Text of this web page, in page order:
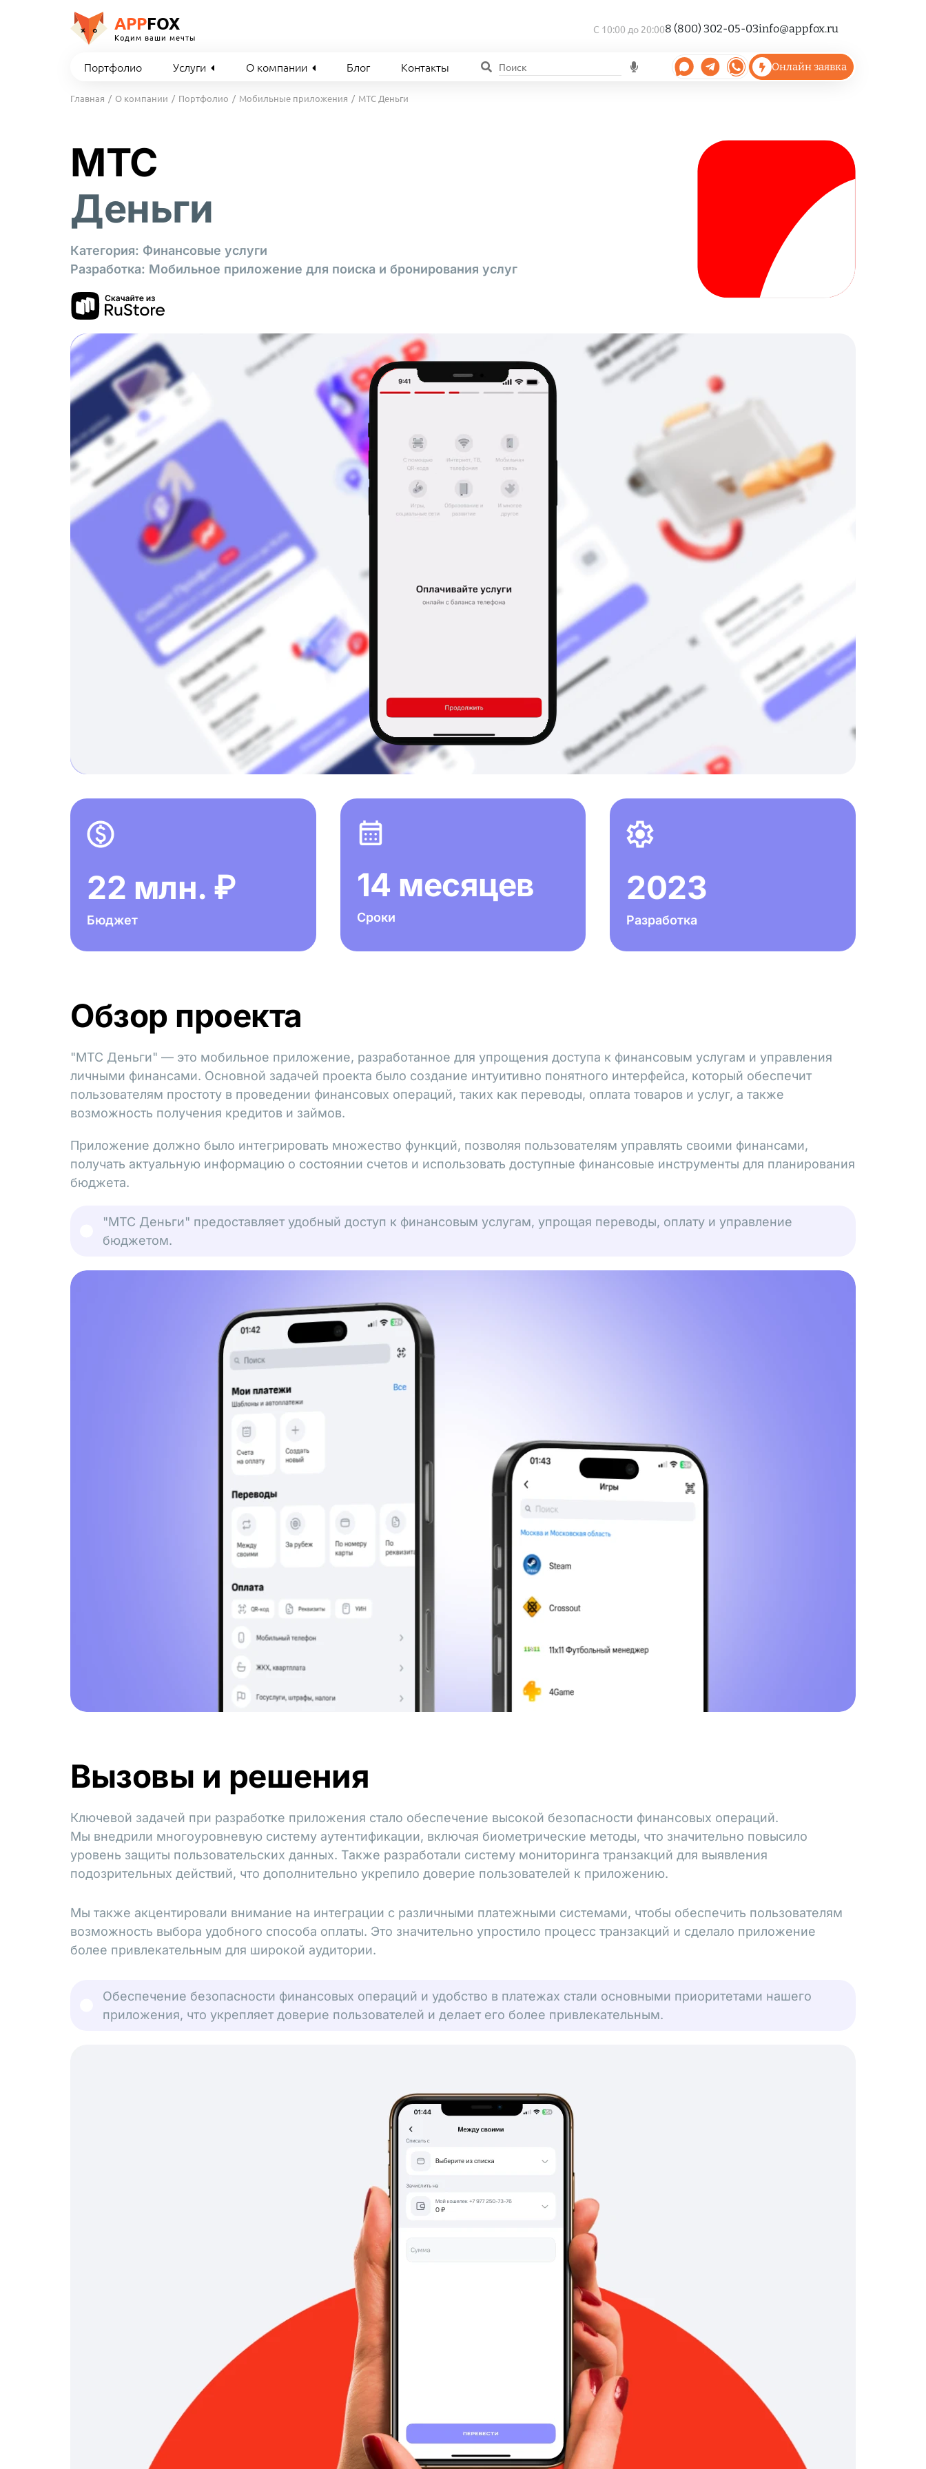
APPFOX
Кодим ваши мечты
С 10:00 до 20:008 (800) 302-05-03info@appfox.ru
Портфолио Услуги О компании Блог Контакты Онлайн заявка
Главная О компании Портфолио Мобильные приложения МТС Деньги
МТС
Деньги
Категория: Финансовые услуги
Разработка: Мобильное приложение для поиска и бронирования услуг
22 млн. ₽
Бюджет
14 месяцев
Сроки
2023
Разработка
Обзор проекта
"МТС Деньги" — это мобильное приложение, разработанное для упрощения доступа к финансовым услугам и управления
личными финансами. Основной задачей проекта было создание интуитивно понятного интерфейса, который обеспечит
пользователям простоту в проведении финансовых операций, таких как переводы, оплата товаров и услуг, а также
возможность получения кредитов и займов.
Приложение должно было интегрировать множество функций, позволяя пользователям управлять своими финансами,
получать актуальную информацию о состоянии счетов и использовать доступные финансовые инструменты для планирования
бюджета.
"МТС Деньги" предоставляет удобный доступ к финансовым услугам, упрощая переводы, оплату и управление
бюджетом.
Вызовы и решения
Ключевой задачей при разработке приложения стало обеспечение высокой безопасности финансовых операций.
Мы внедрили многоуровневую систему аутентификации, включая биометрические методы, что значительно повысило
уровень защиты пользовательских данных. Также разработали систему мониторинга транзакций для выявления
подозрительных действий, что дополнительно укрепило доверие пользователей к приложению.
Мы также акцентировали внимание на интеграции с различными платежными системами, чтобы обеспечить пользователям
возможность выбора удобного способа оплаты. Это значительно упростило процесс транзакций и сделало приложение
более привлекательным для широкой аудитории.
Обеспечение безопасности финансовых операций и удобство в платежах стали основными приоритетами нашего
приложения, что укрепляет доверие пользователей и делает его более привлекательным.